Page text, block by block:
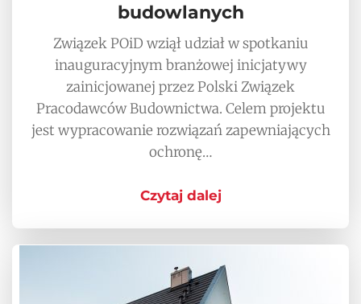
budowlanych
Związek POiD wziął udział w spotkaniu
inauguracyjnym branżowej inicjatywy
zainicjowanej przez Polski Związek
Pracodawców Budownictwa. Celem projektu
jest wypracowanie rozwiązań zapewniających
ochronę…
Czytaj dalej